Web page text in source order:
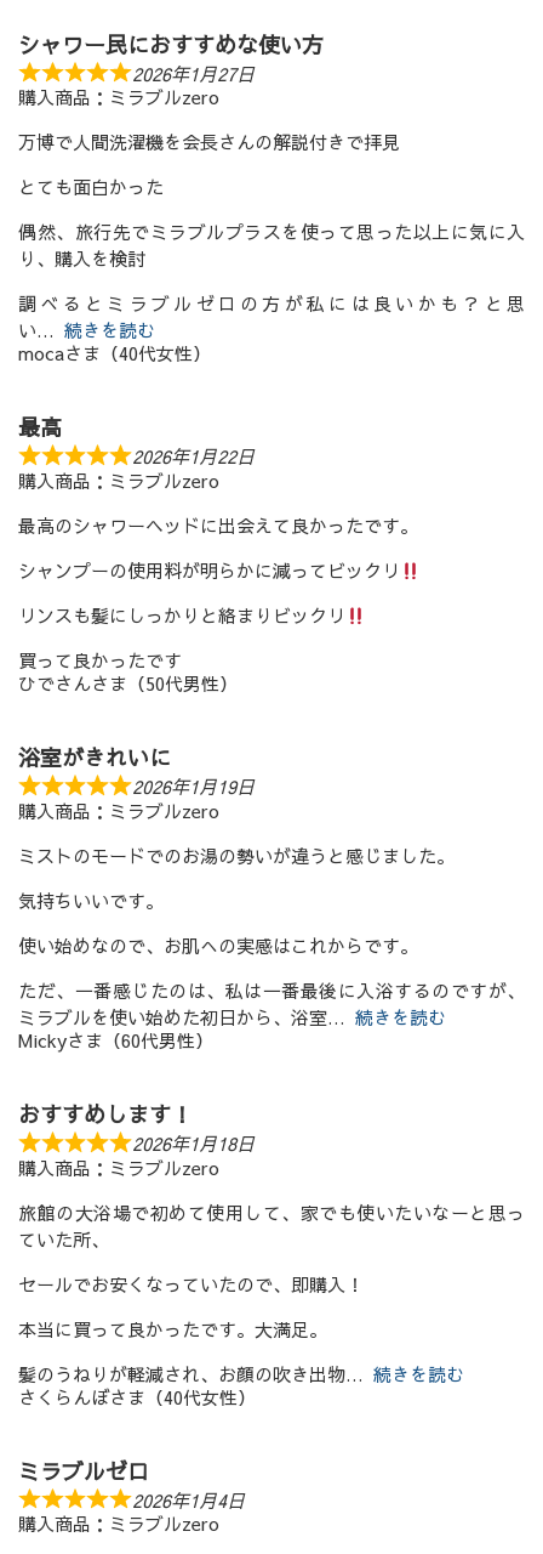
シャワー民におすすめな使い方
2026年1月27日
購入商品：ミラブルzero
万博で人間洗濯機を会長さんの解説付きで拝見
とても面白かった
偶然、旅行先でミラブルプラスを使って思った以上に気に入
り、購入を検討
調べるとミラブルゼロの方が私には良いかも？と思
い
続きを読む
mocaさま（40代女性）
最高
2026年1月22日
購入商品：ミラブルzero
最高のシャワーヘッドに出会えて良かったです。
シャンプーの使用料が明らかに減ってビックリ
リンスも髪にしっかりと絡まりビックリ
買って良かったです
ひでさんさま（50代男性）
浴室がきれいに
2026年1月19日
購入商品：ミラブルzero
ミストのモードでのお湯の勢いが違うと感じました。
気持ちいいです。
使い始めなので、お肌への実感はこれからです。
ただ、一番感じたのは、私は一番最後に入浴するのですが、
ミラブルを使い始めた初日から、浴室
続きを読む
Mickyさま（60代男性）
おすすめします！
2026年1月18日
購入商品：ミラブルzero
旅館の大浴場で初めて使用して、家でも使いたいなーと思っ
ていた所、
セールでお安くなっていたので、即購入！
本当に買って良かったです。大満足。
髪のうねりが軽減され、お顔の吹き出物
続きを読む
さくらんぼさま（40代女性）
ミラブルゼロ
2026年1月4日
購入商品：ミラブルzero